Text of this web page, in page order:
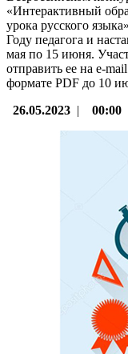
«Интерактивный
урока русского
Году педагога и
мая по 15 июня.
отправить ее на e-
формате PDF до 10
26.05.2023 | 00:00